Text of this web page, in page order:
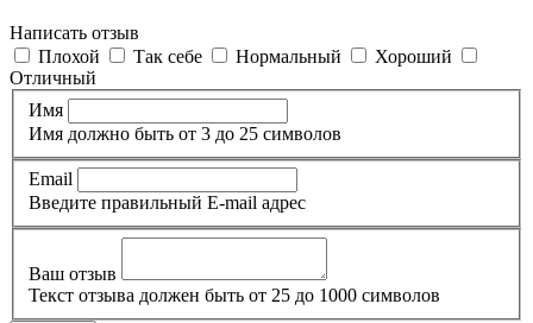
Написать отзыв
Плохой
Так себе Нормальный
Хороший
Отличный
Имя
Имя должно быть от 3 до 25 символов
Email
Введите правильный E-mail адрес
Ваш отзыв
Текст отзыва должен быть от 25 до 1000 символов